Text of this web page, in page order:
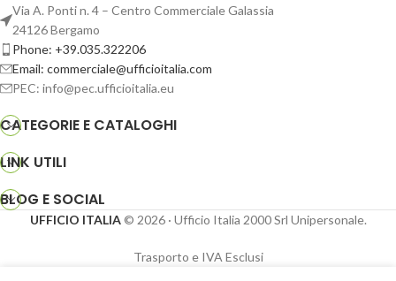
Via A. Ponti n. 4 – Centro Commerciale Galassia
24126 Bergamo
Phone: +39.035.322206
Email: commerciale@ufficioitalia.com
PEC: info@pec.ufficioitalia.eu
CATEGORIE E CATALOGHI
LINK UTILI
BLOG E SOCIAL
UFFICIO ITALIA © 2026· Ufficio Italia 2000 Srl Unipersonale.
Trasporto e IVA Esclusi